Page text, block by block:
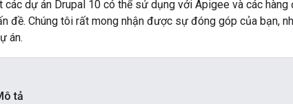
các dự án Drupal 10 có thể sử dụng với Apigee và các
đề. Chúng tôi rất mong nhận được sự đóng góp của bạn,
án.
tả